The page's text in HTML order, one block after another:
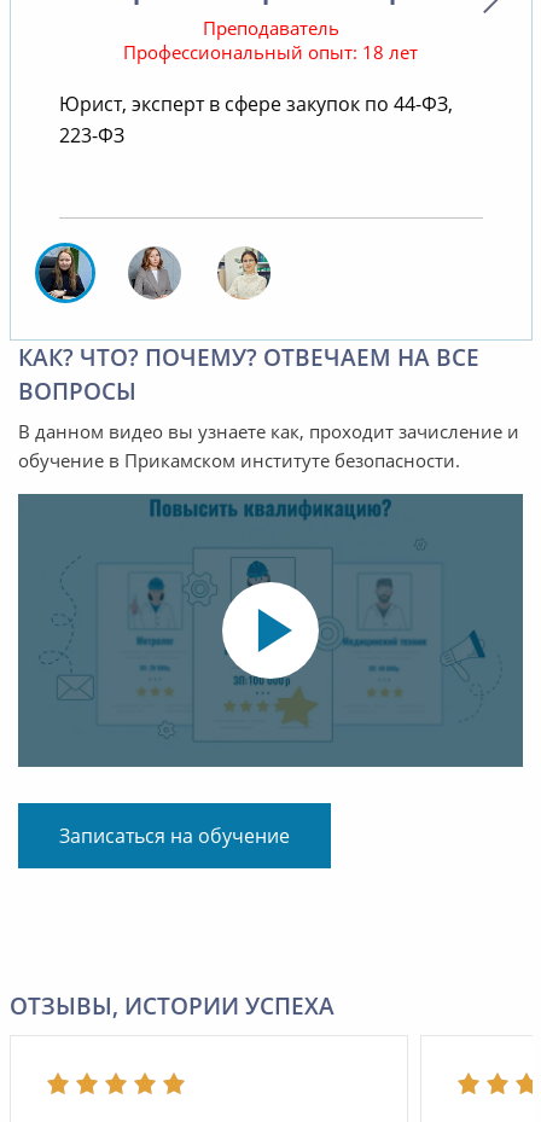
Преподаватель
Профессиональный опыт: 18 лет
Юрист, эксперт в сфере закупок по 44-ФЗ,
223-ФЗ
КАК? ЧТО? ПОЧЕМУ? ОТВЕЧАЕМ НА ВСЕ
ВОПРОСЫ
В данном видео вы узнаете как, проходит зачисление и
обучение в Прикамском институте безопасности.
Записаться на обучение
ОТЗЫВЫ, ИСТОРИИ УСПЕХА